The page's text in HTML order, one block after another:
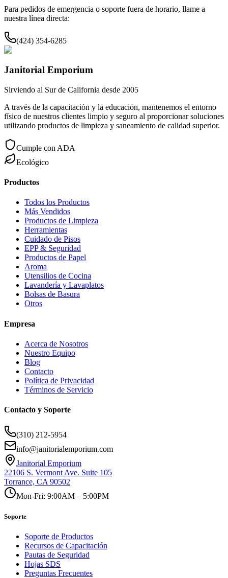
Para pedidos de emergencia o soporte fuera de horario, llame a
nuestra línea directa:
(424) 354-6285
Janitorial Emporium
Sirviendo al Sur de California desde 2005
A través de la capacitación y la educación, mantenemos el entorno
físico de nuestros clientes limpio y seguro al proporcionar soluciones
utilizando productos de limpieza y saneamiento de calidad superior.
Cumple con ADA
Ecológico
Productos
Todos los Productos
Más Vendidos
Productos de Limpieza
Herramientas
Cuidado de Pisos
EPP & Seguridad
Productos de Papel
Aroma
Utensilios de Cocina
Lavandería y Lavaplatos
Bolsas de Basura
Otros
Empresa
Acerca de Nosotros
Nuestro Equipo
Blog
Contacto
Política de Privacidad
Términos de Servicio
Contacto y Soporte
(310) 212-5954
info@janitorialemporium.com
Janitorial Emporium
22106 S. Vermont Ave. Suite 105
Torrance, CA 90502
Mon-Fri: 9:00AM – 5:00PM
Soporte
Soporte de Productos
Recursos de Capacitación
Pautas de Seguridad
Hojas SDS
Preguntas Frecuentes